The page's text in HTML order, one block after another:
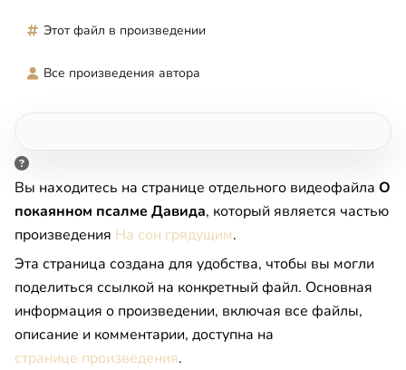
Этот файл в произведении
Все произведения автора
Вы находитесь на странице отдельного видеофайла O
пoкaяннoм пcaлмe Дaвидa, который является частью
произведения На сон грядущим.
Эта страница создана для удобства, чтобы вы могли
поделиться ссылкой на конкретный файл. Основная
информация о произведении, включая все файлы,
описание и комментарии, доступна на
странице произведения.